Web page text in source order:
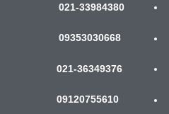
021-33984380
09353030668
021-36349376
09120755610